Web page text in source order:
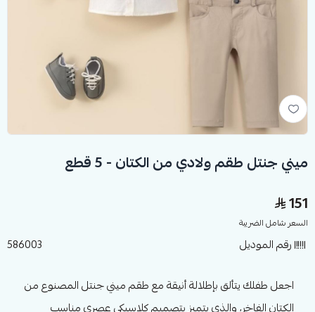
ميني جنتل طقم ولادي من الكتان - 5 قطع
السعر شامل الضريبة
151
اجعل طفلك يتألق بإطلالة أنيقة مع طقم ميني جنتل المصنوع من
الكتان الفاخر، والذي يتميز بتصميم كلاسيكي عصري مناسب
رقم الموديل 586003